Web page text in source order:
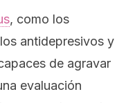
, como los
antidepresivos y
de agravar
evaluación